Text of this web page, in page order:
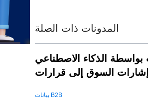
المدونات ذات الصلة
بواسطة الذكاء الاصطناعي
السوق إلى قرارات
بيانات B2B